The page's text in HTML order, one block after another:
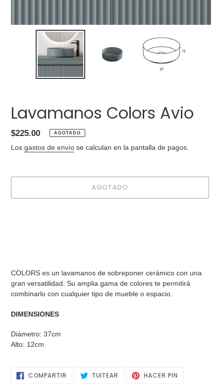
Lavamanos Colors Avio
Precio
habitual
$225.00 AGOTADO
Los gastos de envío se calculan en la pantalla de pagos.
AGOTADO
a
carrito
compra
COLORS es un lavamanos de sobreponer cerámico con una
gran versatilidad. Su amplia gama de colores te permitirá
combinarlo con cualquier tipo de mueble o espacio.
DIMENSIONES
Diámetro: 37cm
Alto: 12cm
COMPARTIR COMPARTIRTUITEAR TUITEARHACER PIN